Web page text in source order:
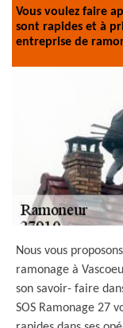
Vous voulez faire
sont rapides et à
entreprise de
Nous vous
ramonage à
son savoir- faire
SOS Ramonage 27